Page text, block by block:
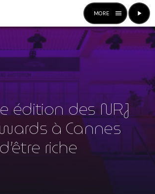
menu
play_arrow
close
open_in_new RADIO
Radioédition des NRJ
à Cannes
riche